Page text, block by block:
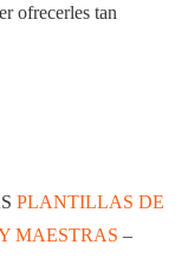
ofrecerles tan
PLANTILLAS DE
MAESTRAS –